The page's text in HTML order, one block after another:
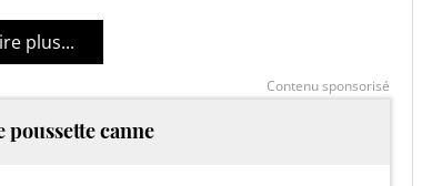
Contenu sponsorisé
canne